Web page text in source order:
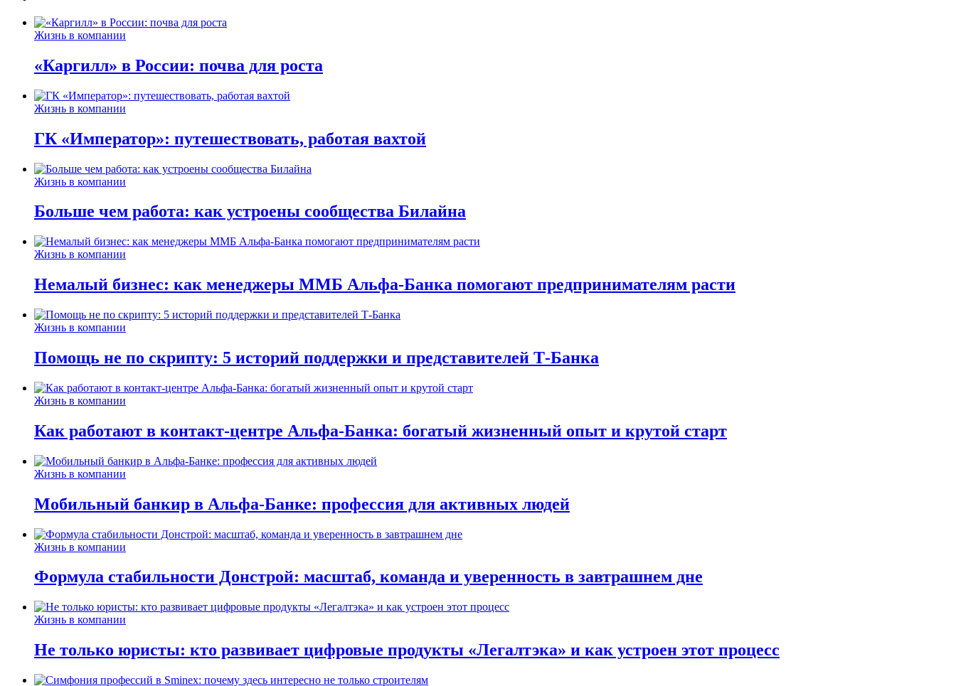
Жизнь в компании
«Каргилл» в России: почва для роста
Жизнь в компании
ГК «Император»: путешествовать, работая вахтой
Жизнь в компании
Больше чем работа: как устроены сообщества Билайна
Жизнь в компании
Немалый бизнес: как менеджеры ММБ Альфа-Банка помогают предпринимателям расти
Жизнь в компании
Помощь не по скрипту: 5 историй поддержки и представителей Т-Банка
Жизнь в компании
Как работают в контакт-центре Альфа-Банка: богатый жизненный опыт и крутой старт
Жизнь в компании
Мобильный банкир в Альфа-Банке: профессия для активных людей
Жизнь в компании
Формула стабильности Донстрой: масштаб, команда и уверенность в завтрашнем дне
Жизнь в компании
Не только юристы: кто развивает цифровые продукты «Легалтэка» и как устроен этот процесс